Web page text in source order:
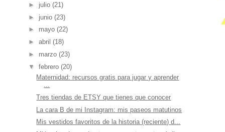
► julio (21)
► junio (23)
► mayo (22)
► abril (18)
► marzo (23)
▼ febrero (20)
Maternidad: recursos gratis para jugar y aprender
...
Tres tiendas de ETSY que tienes que conocer
La cara B de mi Instagram: mis paseos matutinos
Mis vestidos favoritos de la historia (reciente) d...